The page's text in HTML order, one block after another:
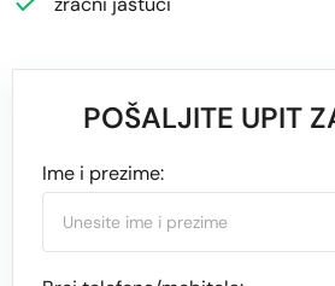
POŠALJITE UPIT
Ime i prezime: